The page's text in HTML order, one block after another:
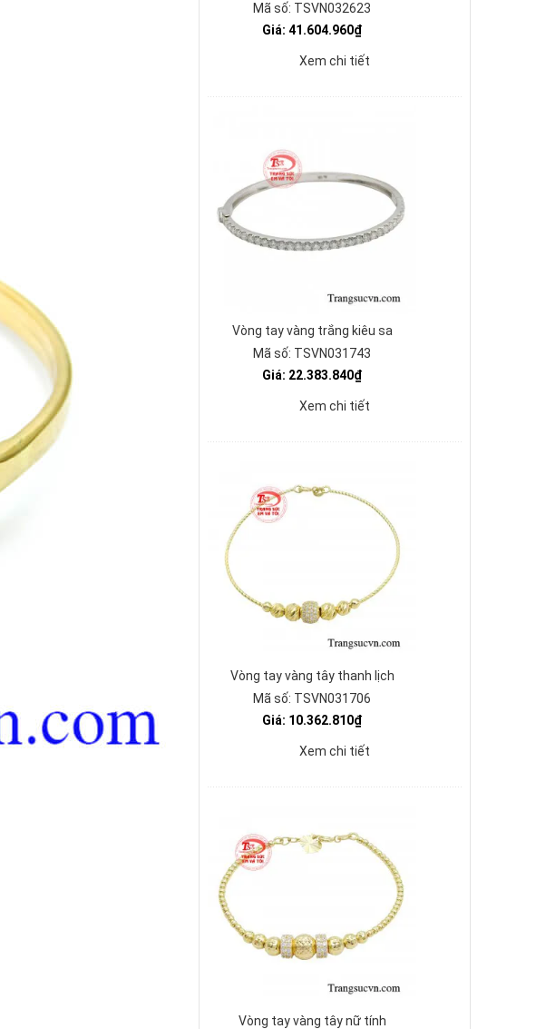
Mã số: TSVN032623
Giá: 41.604.960₫
Xem chi tiết
Vòng tay vàng trắng kiêu sa
Mã số: TSVN031743
Giá: 22.383.840₫
Xem chi tiết
Vòng tay vàng tây thanh lịch
Mã số: TSVN031706
Giá: 10.362.810₫
Xem chi tiết
Vòng tay vàng tây nữ tính